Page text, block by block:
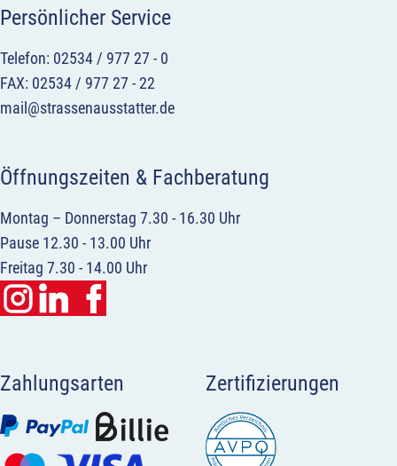
Persönlicher Service
Telefon: 02534 / 977 27 - 0
FAX: 02534 / 977 27 - 22
mail@strassenausstatter.de
Öffnungszeiten & Fachberatung
Montag – Donnerstag 7.30 - 16.30 Uhr
Pause 12.30 - 13.00 Uhr
Freitag 7.30 - 14.00 Uhr
Zahlungsarten Zertifizierungen